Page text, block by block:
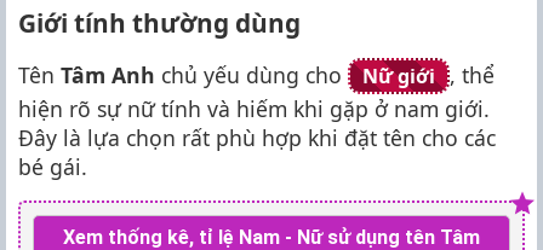
Giới tính thường dùng
Tên Tâm Anh chủ yếu dùng cho Nữ giới , thể
hiện rõ sự nữ tính và hiếm khi gặp ở nam giới.
Đây là lựa chọn rất phù hợp khi đặt tên cho các
bé gái.
Xem thống kê, tỉ lệ Nam - Nữ sử dụng tên Tâm